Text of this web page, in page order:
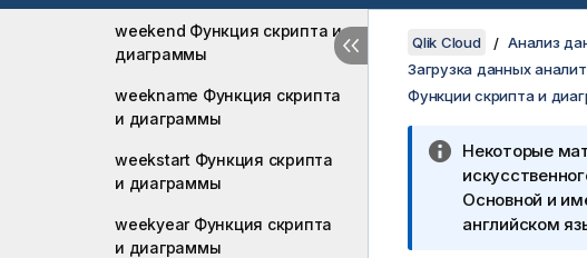
weekend Функция скрипта и
диаграммы
weekname Функция скрипта
и диаграммы
weekstart Функция скрипта
и диаграммы
weekyear Функция скрипта
и диаграммы
Qlik Cloud Анализ
Загрузка данных
Функции скрипта и
Некоторые
Основной и
английском